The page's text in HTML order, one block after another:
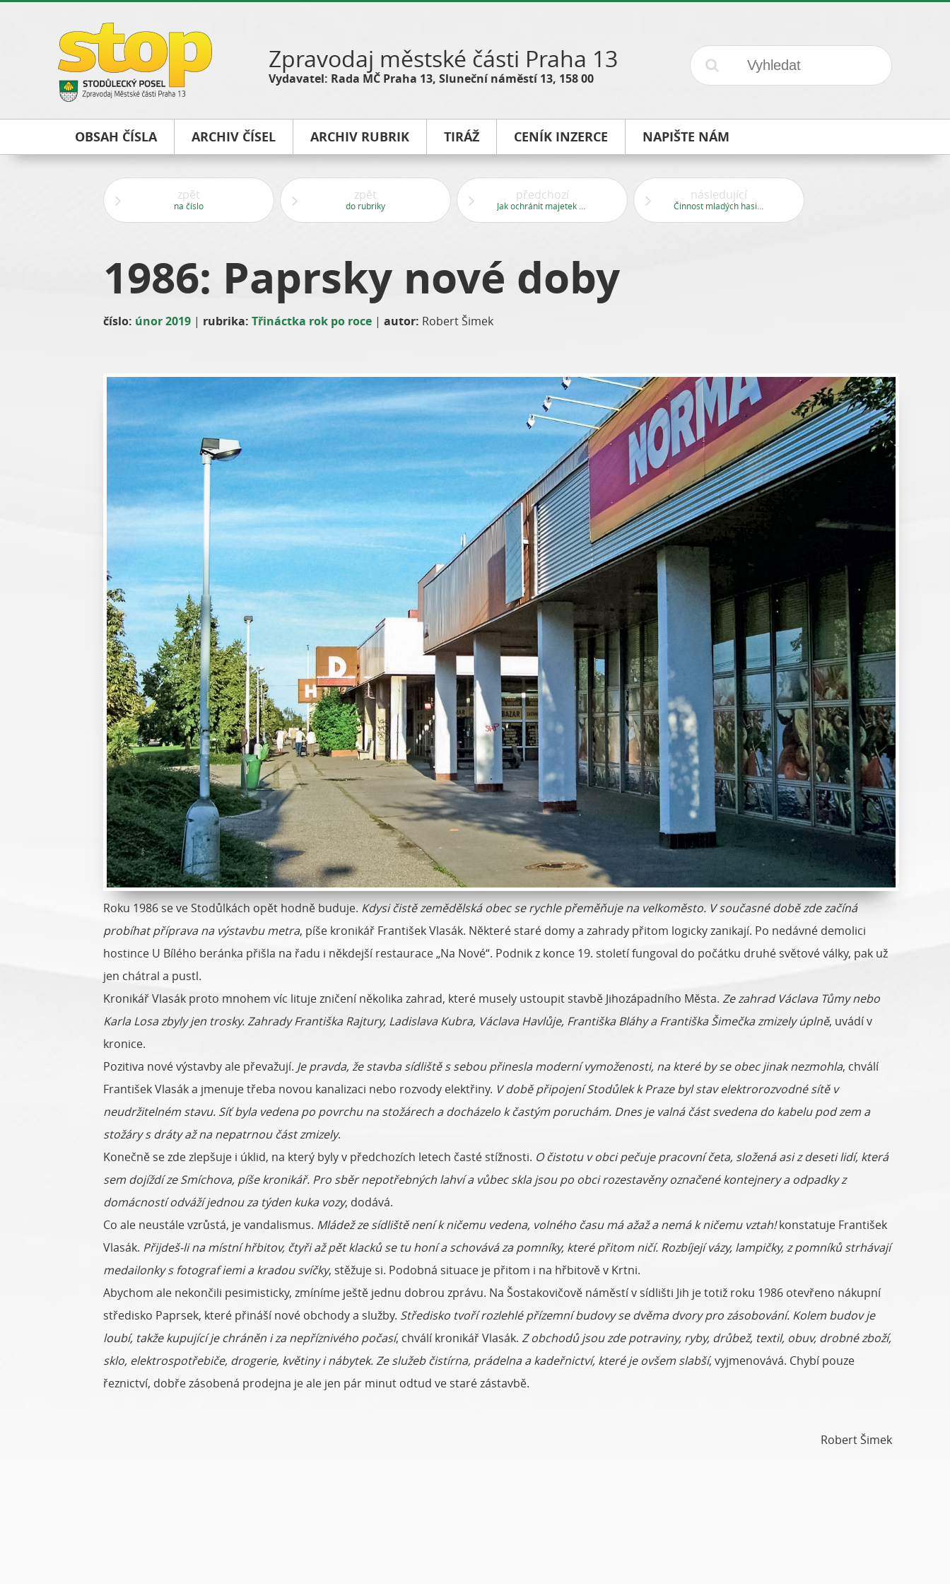
Zpravodaj městské části Praha 13
Vydavatel: Rada MČ Praha 13, Sluneční náměstí 13, 158 00
OBSAH ČÍSLA ARCHIV ČÍSEL ARCHIV RUBRIK TIRÁŽ CENÍK INZERCE NAPIŠTE NÁM
zpět
na číslo
zpět
do rubriky
předchozí následující
1986: Paprsky nové doby
číslo: únor 2019 | rubrika: Třináctka rok po roce | autor: Robert Šimek
Roku 1986 se ve Stodůlkách opět hodně buduje.Kdysi čistě zemědělská obec se rychle přeměňuje na velkoměsto. V současné době zde začíná
probíhat příprava na výstavbu metra, píše kronikář František Vlasák. Některé staré domy a zahrady přitom logicky zanikají. Po nedávné demolici
hostince U Bílého beránka přišla na řadu i někdejší restaurace „Na Nové“. Podnik z konce 19. století fungoval do počátku druhé světové války, pak už
jen chátral a pustl.
Kronikář Vlasák proto mnohem víc lituje zničení několika zahrad, které musely ustoupit stavbě Jihozápadního Města. Ze zahrad Václava Tůmy nebo
Karla Losa zbyly jen trosky. Zahrady Františka Rajtury, Ladislava Kubra, Václava Havlůje, Františka Bláhy a Františka Šimečka zmizely úplně, uvádí v
kronice.
Pozitiva nové výstavby ale převažují. Je pravda, že stavba sídliště s sebou přinesla moderní vymoženosti, na které by se obec jinak nezmohla, chválí
František Vlasák a jmenuje třeba novou kanalizaci nebo rozvody elektřiny. V době připojení Stodůlek k Praze byl stav elektrorozvodné sítě v
neudržitelném stavu. Síť byla vedena po povrchu na stožárech a docházelo k častým poruchám. Dnes je valná část svedena do kabelu pod zem a
stožáry s dráty až na nepatrnou část zmizely.
Konečně se zde zlepšuje i úklid, na který byly v předchozích letech časté stížnosti. O čistotu v obci pečuje pracovní četa, složená asi z deseti lidí, která
sem dojíždí ze Smíchova, píše kronikář. Pro sběr nepotřebných lahví a vůbec skla jsou po obci rozestavěny označené kontejnery a odpadky z
domácností odváží jednou za týden kuka vozy, dodává.
Co ale neustále vzrůstá, je vandalismus. Mládež ze sídliště není k ničemu vedena, volného času má ažaž a nemá k ničemu vztah!konstatuje František
Vlasák. Přijdeš-li na místní hřbitov, čtyři až pět klacků se tu honí a schovává za pomníky, které přitom ničí. Rozbíjejí vázy, lampičky, z pomníků strhávají
medailonky s fotograf iemi a kradou svíčky, stěžuje si. Podobná situace je přitom i na hřbitově v Krtni.
Abychom ale nekončili pesimisticky, zmíníme ještě jednu dobrou zprávu. Na Šostakovičově náměstí v sídlišti Jih je totiž roku 1986 otevřeno nákupní
středisko Paprsek, které přináší nové obchody a služby. Středisko tvoří rozlehlé přízemní budovy se dvěma dvory pro zásobování. Kolem budov je
loubí, takže kupující je chráněn i za nepříznivého počasí, chválí kronikář Vlasák. Z obchodů jsou zde potraviny, ryby, drůbež, textil, obuv, drobné zboží,
sklo, elektrospotřebiče, drogerie, květiny i nábytek. Ze služeb čistírna, prádelna a kadeřnictví, které je ovšem slabší, vyjmenovává. Chybí pouze
řeznictví, dobře zásobená prodejna je ale jen pár minut odtud ve staré zástavbě.
Robert Šimek